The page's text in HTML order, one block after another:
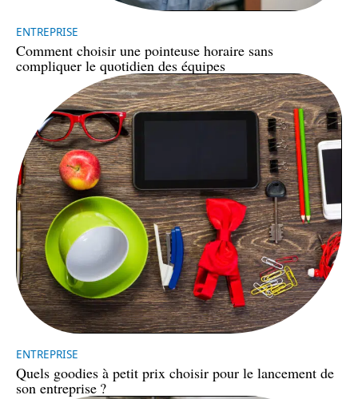
ENTREPRISE
Comment choisir une pointeuse horaire sans
compliquer le quotidien des équipes
ENTREPRISE
Quels goodies à petit prix choisir pour le lancement de
son entreprise ?